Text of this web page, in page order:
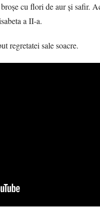
cu flori de aur și safir.
a II-a.
regretatei sale soacre.